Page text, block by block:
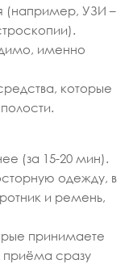
(например, УЗИ –
именно
которые
(за 15-20 мин).
одежду, в
и ремень,
принимаете
приёма сразу